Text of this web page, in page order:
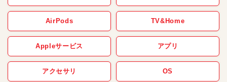
AirPods TV&Home
Appleサービス アプリ
アクセサリ OS